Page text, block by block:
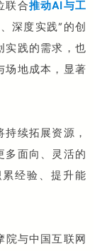
联合推动AI与工
深度实践”的创
实践的需求，也
场地成本，显著
续拓展资源，
多面向、灵活的
经验、提升能
院与中国互联网